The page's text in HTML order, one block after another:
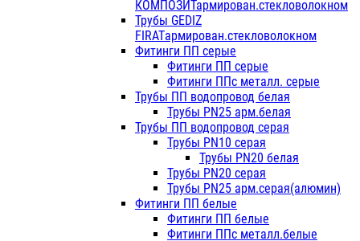
КОМПОЗИТармирован.стекловолокном
Трубы GEDIZ
FIRATармирован.стекловолокном
Фитинги ПП серые
Фитинги ПП серые
Фитинги ППс металл. серые
Трубы ПП водопровод белая
Трубы PN25 арм.белая
Трубы ПП водопровод серая
Трубы PN10 серая
Трубы PN20 белая
Трубы PN20 серая
Трубы PN25 арм.серая(алюмин)
Фитинги ПП белые
Фитинги ПП белые
Фитинги ППс металл.белые